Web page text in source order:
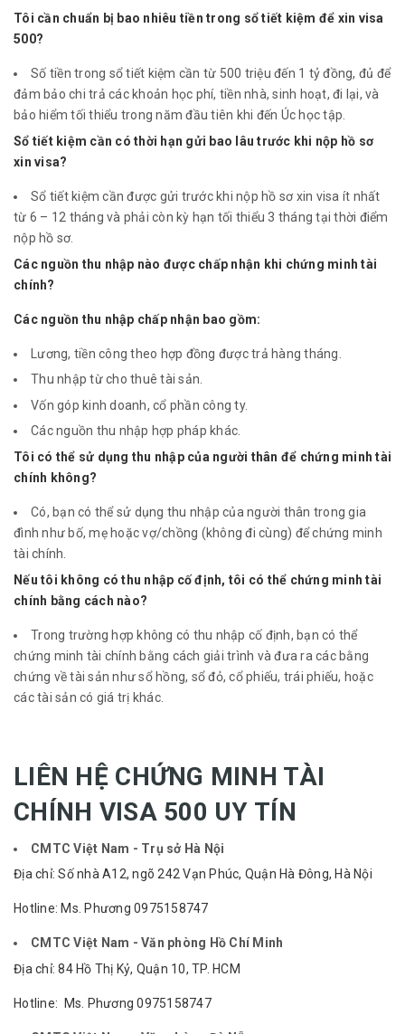
Tôi cần chuẩn bị bao nhiêu tiền trong sổ tiết kiệm để xin visa
500?
Số tiền trong sổ tiết kiệm cần từ 500 triệu đến 1 tỷ đồng, đủ để
đảm bảo chi trả các khoản học phí, tiền nhà, sinh hoạt, đi lại, và
bảo hiểm tối thiểu trong năm đầu tiên khi đến Úc học tập.
Sổ tiết kiệm cần có thời hạn gửi bao lâu trước khi nộp hồ sơ
xin visa?
Sổ tiết kiệm cần được gửi trước khi nộp hồ sơ xin visa ít nhất
từ 6 – 12 tháng và phải còn kỳ hạn tối thiểu 3 tháng tại thời điểm
nộp hồ sơ.
Các nguồn thu nhập nào được chấp nhận khi chứng minh tài
chính?
Các nguồn thu nhập chấp nhận bao gồm:
Lương, tiền công theo hợp đồng được trả hàng tháng.
Thu nhập từ cho thuê tài sản.
Vốn góp kinh doanh, cổ phần công ty.
Các nguồn thu nhập hợp pháp khác.
Tôi có thể sử dụng thu nhập của người thân để chứng minh tài
chính không?
Có, bạn có thể sử dụng thu nhập của người thân trong gia
đình như bố, mẹ hoặc vợ/chồng (không đi cùng) để chứng minh
tài chính.
Nếu tôi không có thu nhập cố định, tôi có thể chứng minh tài
chính bằng cách nào?
Trong trường hợp không có thu nhập cố định, bạn có thể
chứng minh tài chính bằng cách giải trình và đưa ra các bằng
chứng về tài sản như sổ hồng, sổ đỏ, cổ phiếu, trái phiếu, hoặc
các tài sản có giá trị khác.
LIÊN HỆ CHỨNG MINH TÀI
CHÍNH VISA 500 UY TÍN
CMTC Việt Nam - Trụ sở Hà Nội
Địa chỉ: Số nhà A12, ngõ 242 Vạn Phúc, Quận Hà Đông, Hà Nội
Hotline: Ms. Phương 0975158747
CMTC Việt Nam - Văn phòng Hồ Chí Minh
Địa chỉ: 84 Hồ Thị Kỷ, Quận 10, TP. HCM
Hotline: Ms. Phương 0975158747